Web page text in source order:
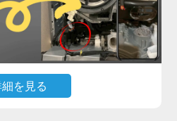
理として内部を分解し、詰
去。
側のカビ汚れまで一掃する
を実施します。
なく、衛生面も劇的に改善
を見る